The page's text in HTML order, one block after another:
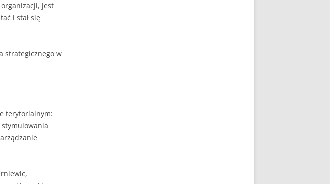
jest
i stał się
strategicznego w
terytorialnym: